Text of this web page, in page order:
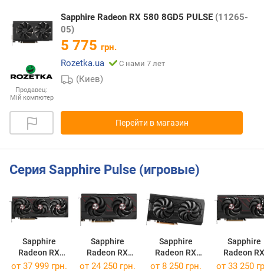
Продавец:
Мій компютер
Sapphire Radeon RX 580 8GD5 PULSE (11265-
05)
5 775 грн.
Rozetka.ua
С нами 7 лет
(Киев)
Перейти в магазин
Серия Sapphire Pulse (игровые)
Sapphire
Radeon RX
9070 XT PULSE
Sapphire
Radeon RX
9060 XT PULSE
Sapphire
Radeon RX
5700 XT BE
Sapphire
Radeon RX
9070
от 37 999 грн. от 24 250 грн. от 8 250 грн. от 33 250